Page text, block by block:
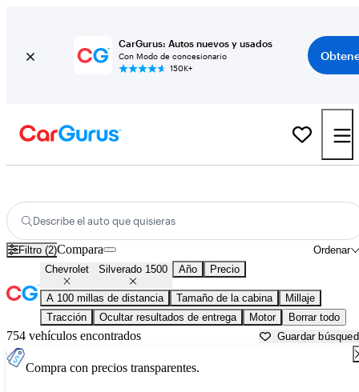
CarGurus: Autos nuevos y usados
Con Modo de concesionario
150K+
Describe el auto que quisieras
Filtro (2) Ordenar
Compara
Chevrolet Silverado 1500 Año Precio
A 100 millas de distancia Tamaño de la cabina
Millaje
Tracción
Ocultar resultados de entrega Motor Borrar todo
754 vehículos encontrados Guardar
Compra con precios transparentes.